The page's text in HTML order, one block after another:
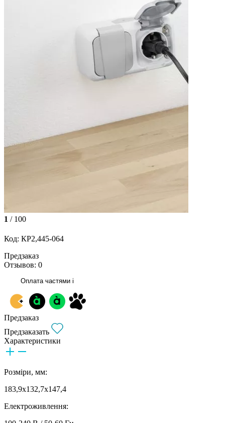
1 / 100
Код: КР2,445-064
Предзаказ
Отзывов: 0
Оплата частями i
Предзаказ
Предзаказать
Характеристики
Розміри, мм:
183,9x132,7x147,4
Електроживлення: